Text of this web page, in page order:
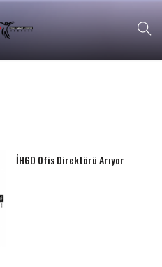
İHGD Ofis Direktörü Arıyor